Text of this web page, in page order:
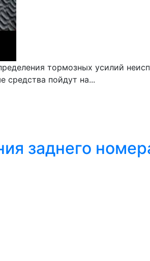
тормозных усилий
средства пойдут на...
заднего